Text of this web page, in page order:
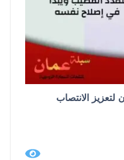
الانتصاب